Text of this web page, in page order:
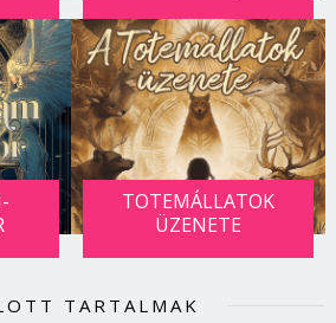
TOTEMÁLLATOK
ÜZENETE
TARTALMAK